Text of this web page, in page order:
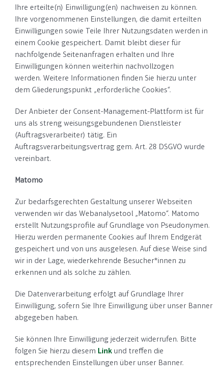
Ihre erteilte(n) Einwilligung(en) nachweisen zu können.
Ihre vorgenommenen Einstellungen, die damit erteilten
Einwilligungen sowie Teile Ihrer Nutzungsdaten werden in
einem Cookie gespeichert. Damit bleibt dieser für
nachfolgende Seitenanfragen erhalten und Ihre
Einwilligungen können weiterhin nachvollzogen
werden. Weitere Informationen finden Sie hierzu unter
dem Gliederungspunkt „erforderliche Cookies“.
Der Anbieter der Consent-Management-Plattform ist für
uns als streng weisungsgebundenen Dienstleister
(Auftragsverarbeiter) tätig. Ein
Auftragsverarbeitungsvertrag gem. Art. 28 DSGVO wurde
vereinbart.
Matomo
Zur bedarfsgerechten Gestaltung unserer Webseiten
verwenden wir das Webanalysetool „Matomo“. Matomo
erstellt Nutzungsprofile auf Grundlage von Pseudonymen.
Hierzu werden permanente Cookies auf Ihrem Endgerät
gespeichert und von uns ausgelesen. Auf diese Weise sind
wir in der Lage, wiederkehrende Besucher*innen zu
erkennen und als solche zu zählen.
Die Datenverarbeitung erfolgt auf Grundlage Ihrer
Einwilligung, sofern Sie Ihre Einwilligung über unser Banner
abgegeben haben.
Sie können Ihre Einwilligung jederzeit widerrufen. Bitte
folgen Sie hierzu diesem Linkund treffen die
entsprechenden Einstellungen über unser Banner.